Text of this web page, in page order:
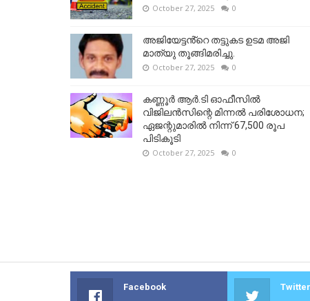
October 27, 2025 0
അജിയേട്ടൻ്റെ തട്ടുകട ഉടമ അജി
മാത്യു തൂങ്ങിമരിച്ചു.
October 27, 2025 0
കണ്ണൂര്‍ ആര്‍.ടി ഓഫീസില്‍
വിജിലൻസിന്റെ മിന്നല്‍ പരിശോധന;
ഏജന്റുമാരില്‍ നിന്ന് 67,500 രൂപ
പിടികൂടി
October 27, 2025 0
Facebook Twitter